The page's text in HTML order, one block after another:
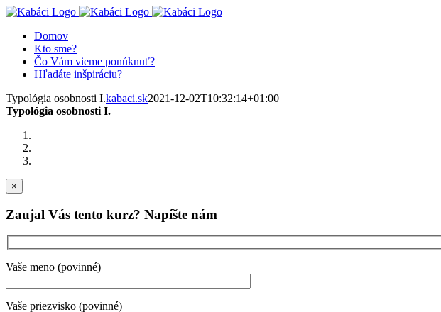
Skip
content
Facebook
X
YouTube
Instagram
Domov
Kto sme?
Čo Vám vieme ponúknuť?
Hľadáte inšpiráciu?
Typológia osobnosti I.kabaci.sk2021-12-02T10:32:14+01:00
Typológia osobnosti I.
×
Zaujal Vás tento kurz? Napíšte nám
Vaše meno (povinné)
Vaše priezvisko (povinné)